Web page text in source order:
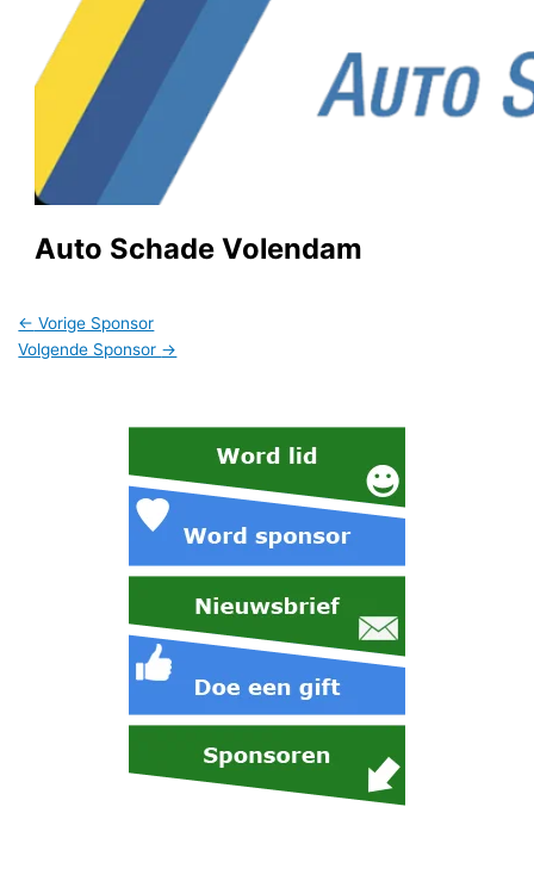
Auto Schade Volendam
← Vorige Sponsor
Volgende Sponsor →